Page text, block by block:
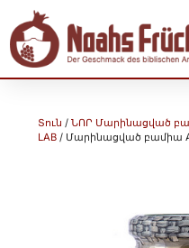
Տուն /ՆՈՐ Մարինացված
LAB / Մարինացված բամիա